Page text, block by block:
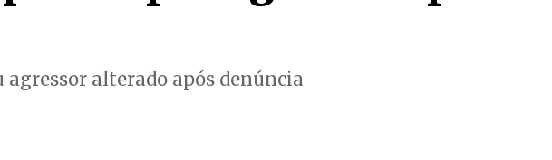
alterado após denúncia